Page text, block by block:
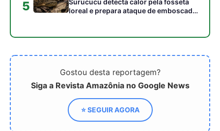
Relacionado
Pará fortalece parques
ambientais e valoriza
biodiversidade
Pará apresenta ao mundo
o poder climático das
árvores gigantes